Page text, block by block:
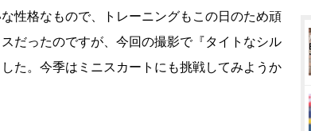
性格なもので、トレーニングもこの日のため頑
だったのですが、今回の撮影で『タイトなシル
た。今季はミニスカートにも挑戦してみようか